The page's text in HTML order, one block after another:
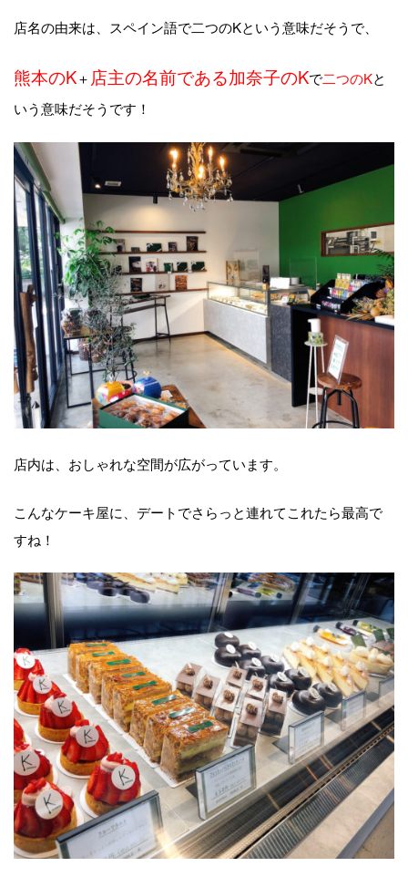
店名の由来は、スペイン語で二つのKという意味だそうで、
熊本のK＋ 店主の名前である加奈子のKで二つのKと
いう意味だそうです！
店内は、おしゃれな空間が広がっています。
こんなケーキ屋に、デートでさらっと連れてこれたら最高で
すね！